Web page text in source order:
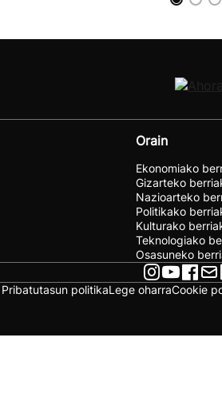
Orain
Ekonomiako
Gizarteko
Nazioarteko
Politikako
Kulturako
Teknologiako
Osasuneko
Pribatutasun politikaLege oharraCookie